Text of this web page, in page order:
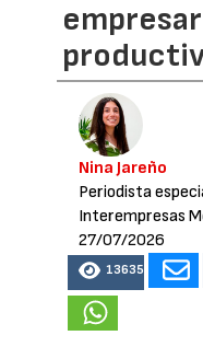
Nina Jareño
Periodista
Interempresas
27/07/2026
13635